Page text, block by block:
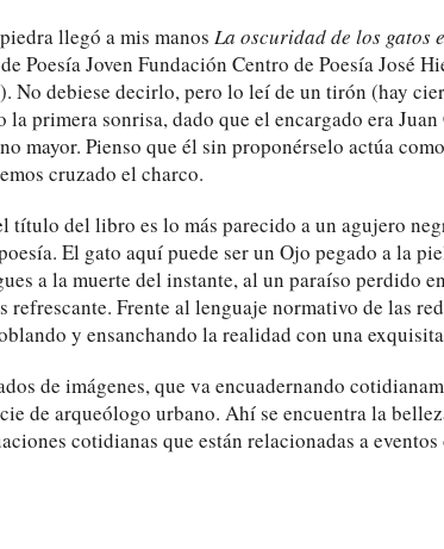
llegó a mis manos La oscuridad de los gatos
Poesía Joven Fundación Centro de Poesía José
No debiese decirlo, pero lo leí de un tirón (hay
primera sonrisa, dado que el encargado era
mayor. Pienso que él sin proponérselo actúa
cruzado el charco.
título del libro es lo más parecido a un agujero
El gato aquí puede ser un Ojo pegado a la
a la muerte del instante, al un paraíso perdido
refrescante. Frente al lenguaje normativo de las
y ensanchando la realidad con una
de imágenes, que va encuadernando
de arqueólogo urbano. Ahí se encuentra la
cotidianas que están relacionadas a